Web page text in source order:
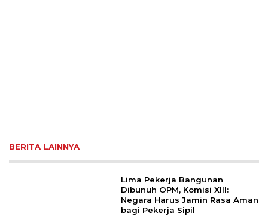
BERITA LAINNYA
Lima Pekerja Bangunan
Dibunuh OPM, Komisi XIII:
Negara Harus Jamin Rasa Aman
bagi Pekerja Sipil